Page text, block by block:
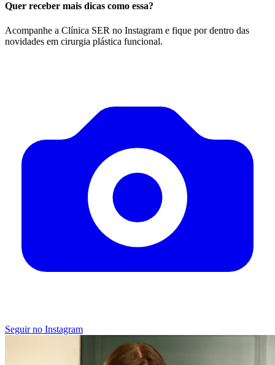
Quer receber mais dicas como essa?
Acompanhe a Clínica SER no Instagram e fique por dentro das
novidades em cirurgia plástica funcional.
Seguir no Instagram